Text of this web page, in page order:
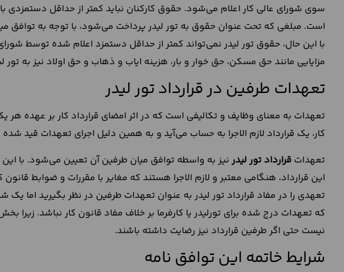
سوی شورای عالی کار اعلام می‌شود. حقوق کارکنان نباید کمتر از حداقل دستمزدی
است. مبلغی که تحت عنوان حقوق به تور لیدر پرداخت می‌شود، با توجه به توافق
با این حال، حقوق تور لیدر نمی‌تواند کمتر از حداقل دستمزد اعلام شده توسط
مزایایی مانند حق مسکن، حق خوار و بار، هزینه ایاب و ذهاب و حق اولاد نیز به تور
تعهدات طرفین در قرارداد تور لیدر
تعهدات به معنای وظایف و تکالیفی است که در اثر امضای قرارداد کار بر عهده هر یک
کار، یک قرارداد لازم الاجرا به حساب می‌آید و به همین دلیل اجرای تعهدات قید شده
تعهدات قرارداد تور لیدر نیز به واسطه توافق میان طرفین آن تعیین می‌شود. با
این قرارداد، هنگامی معتبر و لازم الاجرا هستند که مغایر با مقررات و ضوابط
تعهدی را در مفاد قرارداد تور لیدر به عنوان تعهدات طرفین در نظر بگیرید اما
که تعهدات درج شده برای تورلیدر یا کارفرما بر خلاف مفاد قانون کار نباشد. زیرا
نیست حتی اگر طرفین قرارداد نیز رضایت داشته باشند.
شرایط خاتمه این توافق نامه